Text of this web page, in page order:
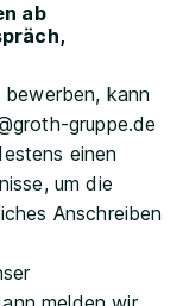
ab
bewerben, kann
gruppe.de
einen
um die
Anschreiben